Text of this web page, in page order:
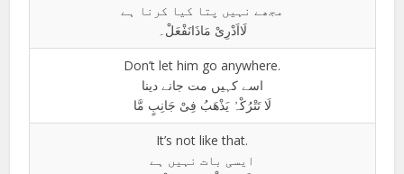
مجھے نہیں پتا کیا کرنا ہے
لَااَدْرِیْ مَاذَانَفْعَلْ۔
Don’t let him go anywhere.
اسے کہیں مت جانے دینا
لَا تَتْرُکْہُ یَذْھَبُ فِیْ جَانِبٍ مَّا
It’s not like that.
ایسی بات نہیں ہے